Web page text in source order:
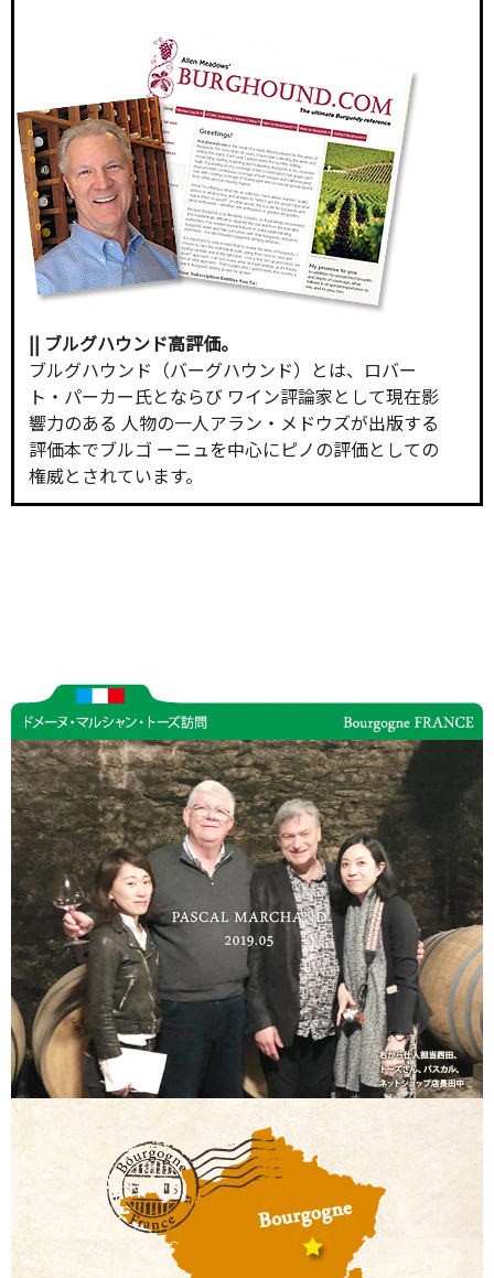
|| ブルグハウンド高評価。
ブルグハウンド（バーグハウンド）とは、ロバー
ト・パーカー氏とならび ワイン評論家として現在影
響力のある 人物の一人アラン・メドウズが出版する
評価本でブルゴ ーニュを中心にピノの評価としての
権威とされています。